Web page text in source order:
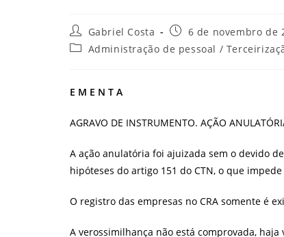
Autor
do
post:
Gabriel Costa
Post
publicado:
6 de novembro de
Categoria
Administração de pessoal /
E M E N T A
AGRAVO DE INSTRUMENTO. AÇÃO
A ação anulatória foi ajuizada sem o devido
hipóteses do artigo 151 do CTN, o que
O registro das empresas no CRA somente é
A verossimilhança não está comprovada,